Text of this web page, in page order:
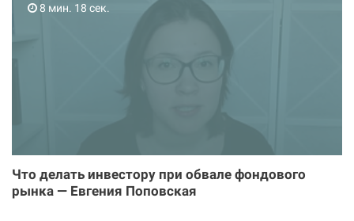
8 мин. 18 сек.
Что делать инвестору при обвале фондового
рынка — Евгения Поповская